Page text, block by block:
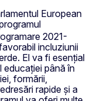
European
2021-
incluziunii
El va fi esențial
educației până în
formării,
rapide și a